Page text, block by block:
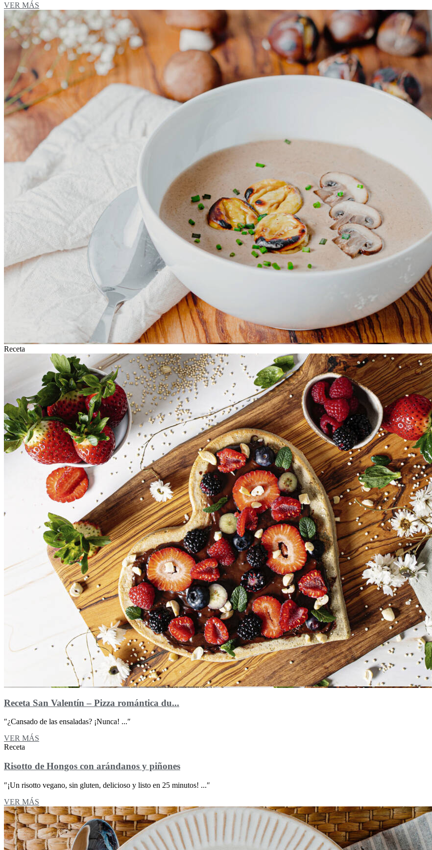
VER MÁS
Receta
Receta San Valentín – Pizza romántica du...
″¿Cansado de las ensaladas? ¡Nunca! ...″
VER MÁS
Receta
Risotto de Hongos con arándanos y piñones
″¡Un risotto vegano, sin gluten, delicioso y listo en 25 minutos! ...″
VER MÁS